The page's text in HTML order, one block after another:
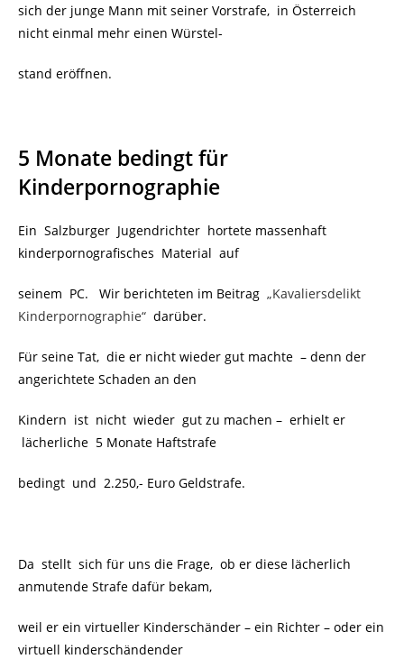
sich der junge Mann mit seiner Vorstrafe, in Österreich
nicht einmal mehr einen Würstel-
stand eröffnen.
5 Monate bedingt für
Kinderpornographie
Ein Salzburger Jugendrichter hortete massenhaft
kinderpornografisches Material auf
seinem PC. Wir berichteten im Beitrag „Kavaliersdelikt
Kinderpornographie“ darüber.
Für seine Tat, die er nicht wieder gut machte – denn der
angerichtete Schaden an den
Kindern ist nicht wieder gut zu machen – erhielt er
lächerliche 5 Monate Haftstrafe
bedingt und 2.250,- Euro Geldstrafe.
Da stellt sich für uns die Frage, ob er diese lächerlich
anmutende Strafe dafür bekam,
weil er ein virtueller Kinderschänder – ein Richter – oder ein
virtuell kinderschändender